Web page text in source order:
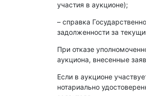
участия в аукционе);
– справка
задолженности за
При отказе
аукциона, внесенные
Если в аукционе
нотариально